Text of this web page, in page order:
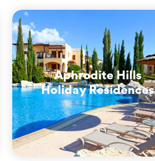
Aphrodite Hills
Holiday Residences